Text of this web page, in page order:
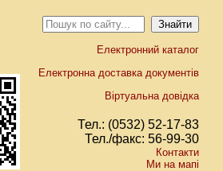
Електронний каталог
Електронна доставка документів
Віртуальна довідка
Тел.: (0532) 52-17-83
Тел./факс: 56-99-30
Контакти
Ми на мапі